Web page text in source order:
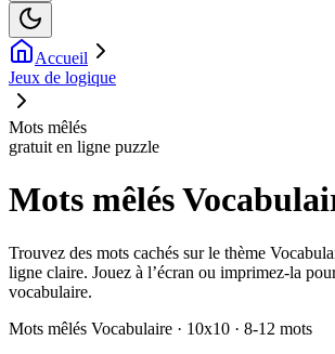
Accueil
Jeux de logique
Mots mêlés
gratuit en ligne puzzle
Mots mêlés
Trouvez des mots cachés sur le thème
ligne claire. Jouez à l’écran ou imprimez-la
vocabulaire.
Mots mêlés Vocabulaire · 10x10 · 8-12 mots